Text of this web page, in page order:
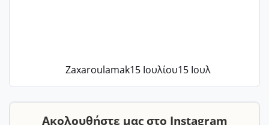
Zaxaroulamak15 Ιουλίου15 Ιουλ
Ακολουθήστε μας στο Instagram